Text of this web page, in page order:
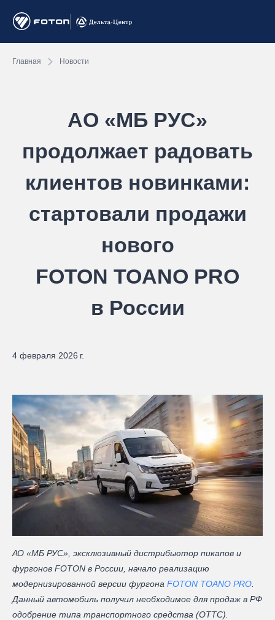
Главная Новости
АО «МБ РУС»
продолжает радовать
клиентов новинками:
стартовали продажи
нового
FOTON TOANO PRO
в России
4 февраля 2026 г.
АО «МБ РУС», эксклюзивный дистрибьютор пикапов и
фургонов FOTON в России, начало реализацию
модернизированной версии фургона FOTON TOANO PRO
Данный автомобиль получил необходимое для продаж в РФ
одобрение типа транспортного средства (ОТТС).